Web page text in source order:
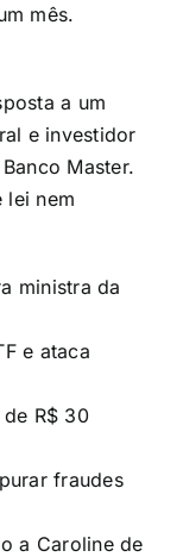
mês.
a um
e investidor
Master.
lei nem
ministra da
e ataca
R$ 30
fraudes
a Caroline de